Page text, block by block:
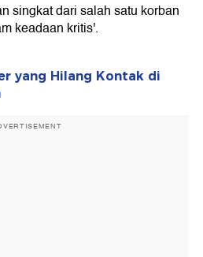
singkat dari salah satu korban
keadaan kritis'.
yang Hilang Kontak di